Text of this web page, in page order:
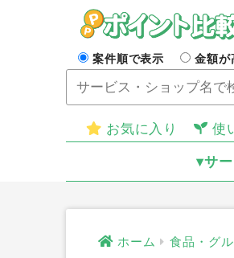
案件順で表示 金額が
お気に入り 使
▾サ
ホーム 食品・グ